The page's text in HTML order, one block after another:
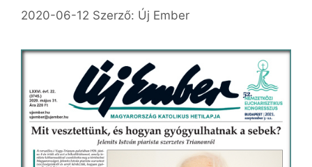
2020-06-12 Szerző: Új Ember